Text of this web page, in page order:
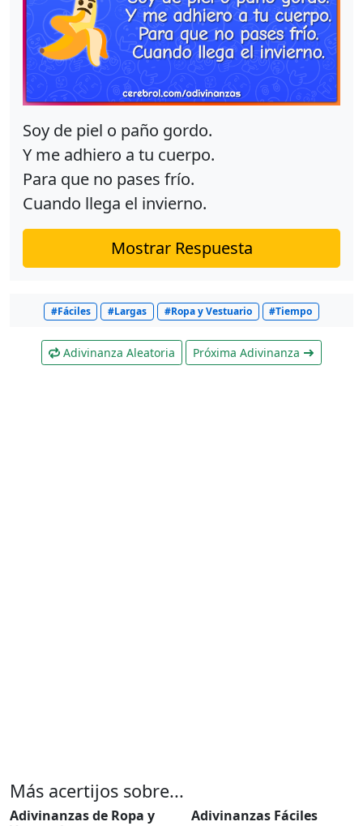
Soy de piel o paño gordo.
Y me adhiero a tu cuerpo.
Para que no pases frío.
Cuando llega el invierno.
Mostrar Respuesta
#Fáciles #Largas #Ropa y Vestuario #Tiempo
Adivinanza Aleatoria Próxima Adivinanza
Más acertijos sobre...
Adivinanzas de Ropa y
Adivinanzas Fáciles